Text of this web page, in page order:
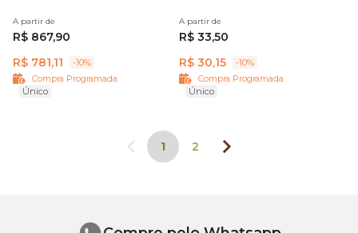
A partir de
R$ 867,90
R$ 781,11
-10%
Compra Programada
Único
A partir de
R$ 33,50
R$ 30,15
-10%
Compra Programada
Único
1 2